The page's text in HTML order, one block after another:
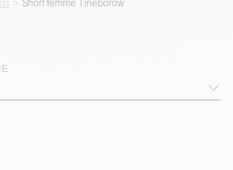
Short femme Tineborow